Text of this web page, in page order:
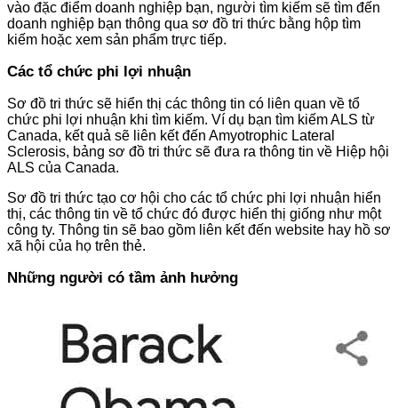
vào đặc điểm doanh nghiệp bạn, người tìm kiếm sẽ tìm đến
doanh nghiệp bạn thông qua sơ đồ tri thức bằng hộp tìm
kiếm hoặc xem sản phẩm trực tiếp.
Các tổ chức phi lợi nhuận
Sơ đồ tri thức sẽ hiển thị các thông tin có liên quan về tổ
chức phi lợi nhuận khi tìm kiếm. Ví dụ bạn tìm kiếm ALS từ
Canada, kết quả sẽ liên kết đến Amyotrophic Lateral
Sclerosis, bảng sơ đồ tri thức sẽ đưa ra thông tin về Hiệp hội
ALS của Canada.
Sơ đồ tri thức tạo cơ hội cho các tổ chức phi lợi nhuận hiển
thị, các thông tin về tổ chức đó được hiển thị giống như một
công ty. Thông tin sẽ bao gồm liên kết đến website hay hồ sơ
xã hội của họ trên thẻ.
Những người có tầm ảnh hưởng